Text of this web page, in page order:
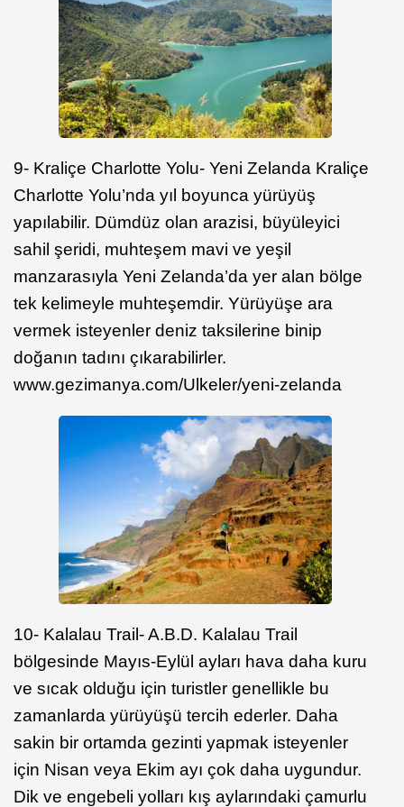
9- Kraliçe Charlotte Yolu- Yeni Zelanda Kraliçe
Charlotte Yolu’nda yıl boyunca yürüyüş
yapılabilir. Dümdüz olan arazisi, büyüleyici
sahil şeridi, muhteşem mavi ve yeşil
manzarasıyla Yeni Zelanda’da yer alan bölge
tek kelimeyle muhteşemdir. Yürüyüşe ara
vermek isteyenler deniz taksilerine binip
doğanın tadını çıkarabilirler.
www.gezimanya.com/Ulkeler/yeni-zelanda
10- Kalalau Trail- A.B.D. Kalalau Trail
bölgesinde Mayıs-Eylül ayları hava daha kuru
ve sıcak olduğu için turistler genellikle bu
zamanlarda yürüyüşü tercih ederler. Daha
sakin bir ortamda gezinti yapmak isteyenler
için Nisan veya Ekim ayı çok daha uygundur.
Dik ve engebeli yolları kış aylarındaki çamurlu